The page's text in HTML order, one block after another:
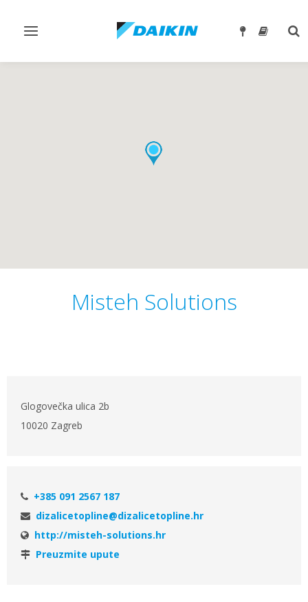
Prebaci
Misteh Solutions
Glogovečka ulica 2b
10020 Zagreb
+385 091 2567 187
dizalicetopline@dizalicetopline.hr
http://misteh-solutions.hr
Preuzmite upute